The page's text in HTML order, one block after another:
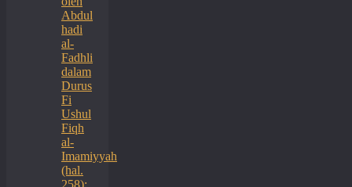
Abdul
hadi
al-
Fadhli
dalam
Durus
Fi
Ushul
Fiqh
al-
Imamiyyah
(hal.